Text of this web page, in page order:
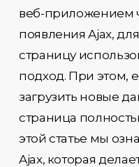
веб-приложением
появления Ajax,
страницу
подход. При этом,
загрузить новые
страница
этой статье мы
Ajax, которая